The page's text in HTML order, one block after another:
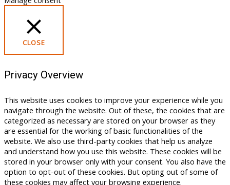
CLOSE
Privacy Overview
This website uses cookies to improve your experience while you
navigate through the website. Out of these, the cookies that are
categorized as necessary are stored on your browser as they
are essential for the working of basic functionalities of the
website. We also use third-party cookies that help us analyze
and understand how you use this website. These cookies will be
stored in your browser only with your consent. You also have the
option to opt-out of these cookies. But opting out of some of
these cookies may affect your browsing experience.